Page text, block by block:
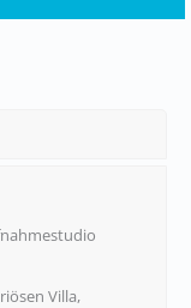
Villa,